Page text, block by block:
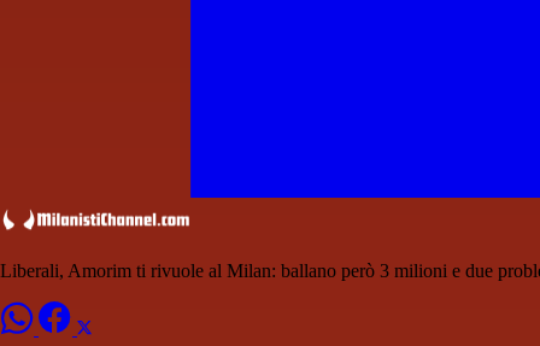
Liberali, Amorim ti rivuole al Milan: ballano però 3 milioni e due